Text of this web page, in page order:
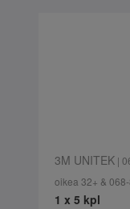
3M UNITEK|
oikea 32+ &
1 x 5 kpl